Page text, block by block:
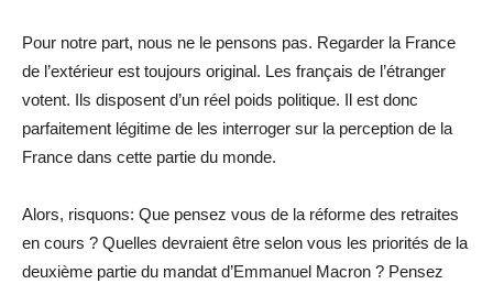
Pour notre part, nous ne le pensons pas. Regarder la France
de l’extérieur est toujours original. Les français de l’étranger
votent. Ils disposent d’un réel poids politique. Il est donc
parfaitement légitime de les interroger sur la perception de la
France dans cette partie du monde.
Alors, risquons: Que pensez vous de la réforme des retraites
en cours ? Quelles devraient être selon vous les priorités de la
deuxième partie du mandat d’Emmanuel Macron ? Pensez